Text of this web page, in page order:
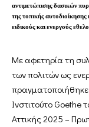
αντιμετώπισης δασικών
της τοπικής
ειδικούς και ενεργούς
Με αφετηρία τη
των πολιτών ως
Ινστιτούτο Goethe
Αττικής 2025 –